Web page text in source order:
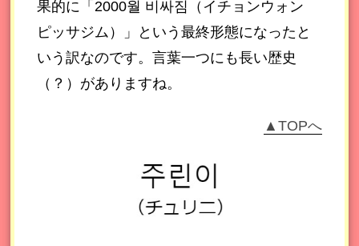
果的に「2000월 비싸짐（イチョンウォン
ピッサジム）」という最終形態になったと
いう訳なのです。言葉一つにも長い歴史
（？）がありますね。
▲TOPへ